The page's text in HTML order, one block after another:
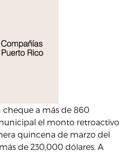
cheque a más de 860
el monto retroactivo
quincena de marzo del
de 230,000 dólares. A